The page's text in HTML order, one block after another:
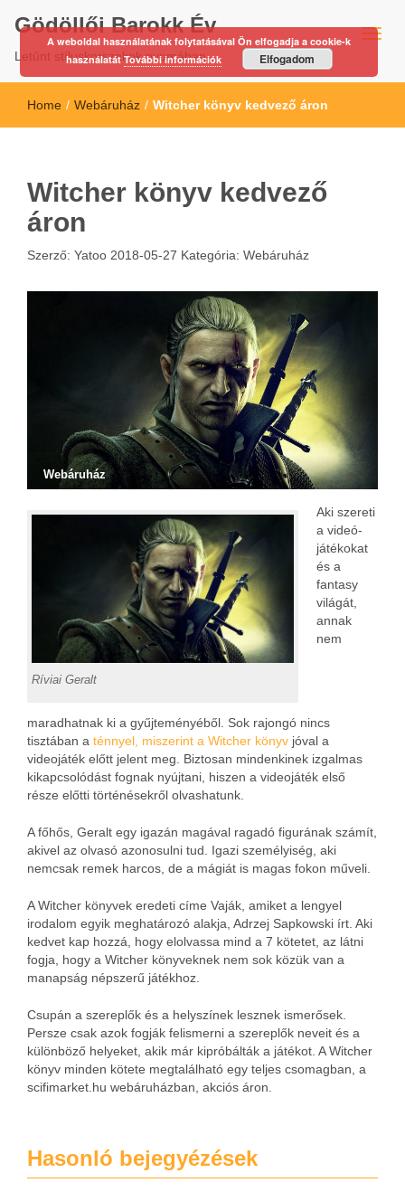
Gödöllői Barokk Év
Letűnt stíluskorszakok nyomában…
Home / Webáruház / Witcher könyv kedvező áron
Witcher könyv kedvező
áron
Szerző: Yatoo 2018-05-27 Kategória: Webáruház
Webáruház
Ríviai Geralt
Aki szereti
a videó-
játékokat
és a
fantasy
világát,
annak
nem
maradhatnak ki a gyűjteményéből. Sok rajongó nincs
tisztában a ténnyel, miszerint a Witcher könyv jóval a
videojáték előtt jelent meg. Biztosan mindenkinek izgalmas
kikapcsolódást fognak nyújtani, hiszen a videojáték első
része előtti történésekről olvashatunk.
A főhős, Geralt egy igazán magával ragadó figurának számít,
akivel az olvasó azonosulni tud. Igazi személyiség, aki
nemcsak remek harcos, de a mágiát is magas fokon műveli.
A Witcher könyvek eredeti címe Vaják, amiket a lengyel
irodalom egyik meghatározó alakja, Adrzej Sapkowski írt. Aki
kedvet kap hozzá, hogy elolvassa mind a 7 kötetet, az látni
fogja, hogy a Witcher könyveknek nem sok közük van a
manapság népszerű játékhoz.
Csupán a szereplők és a helyszínek lesznek ismerősek.
Persze csak azok fogják felismerni a szereplők neveit és a
különböző helyeket, akik már kipróbálták a játékot. A Witcher
könyv minden kötete megtalálható egy teljes csomagban, a
scifimarket.hu webáruházban, akciós áron.
Hasonló bejegyézések
A weboldal használatának folytatásával Ön elfogadja a cookie-k
használatátTovábbi információk Elfogadom